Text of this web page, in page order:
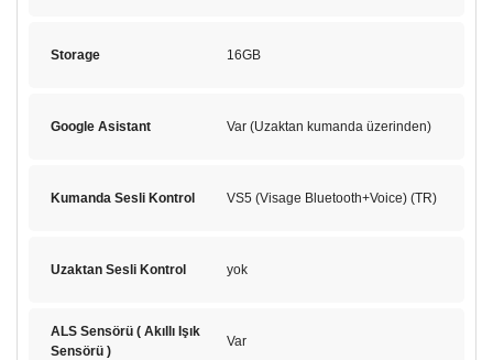
Storage 16GB
Google Asistant Var (Uzaktan kumanda üzerinden)
Kumanda Sesli Kontrol VS5 (Visage Bluetooth+Voice) (TR)
Uzaktan Sesli Kontrol yok
ALS Sensörü ( Akıllı Işık
Sensörü )
Var